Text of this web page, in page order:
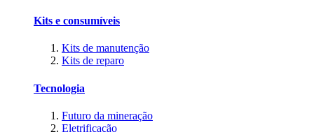
Kits e consumíveis
Kits de manutenção
Kits de reparo
Tecnologia
Futuro da mineração
Eletrificação